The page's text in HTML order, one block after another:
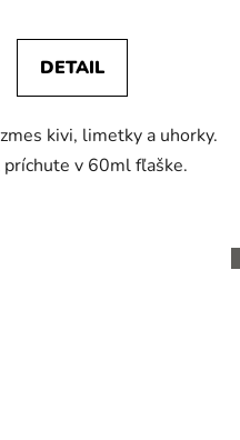
DETAIL
kivi, limetky a uhorky.
v 60ml fľaške.